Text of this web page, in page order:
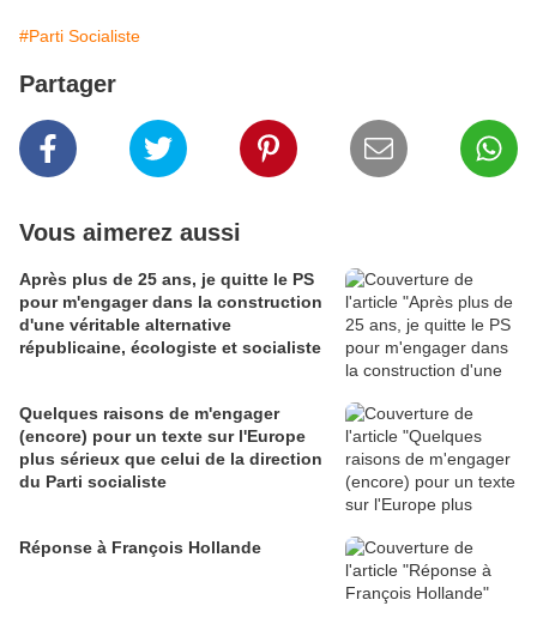
#Parti Socialiste
Partager
Vous aimerez aussi
Après plus de 25 ans, je quitte le PS
pour m'engager dans la construction
d'une véritable alternative
républicaine, écologiste et socialiste
Quelques raisons de m'engager
(encore) pour un texte sur l'Europe
plus sérieux que celui de la direction
du Parti socialiste
Réponse à François Hollande